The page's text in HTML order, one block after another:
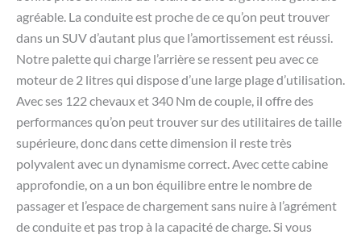
agréable. La conduite est proche de ce qu’on peut trouver
dans un SUV d’autant plus que l’amortissement est réussi.
Notre palette qui charge l’arrière se ressent peu avec ce
moteur de 2 litres qui dispose d’une large plage d’utilisation.
Avec ses 122 chevaux et 340 Nm de couple, il offre des
performances qu’on peut trouver sur des utilitaires de taille
supérieure, donc dans cette dimension il reste très
polyvalent avec un dynamisme correct. Avec cette cabine
approfondie, on a un bon équilibre entre le nombre de
passager et l’espace de chargement sans nuire à l’agrément
de conduite et pas trop à la capacité de charge. Si vous